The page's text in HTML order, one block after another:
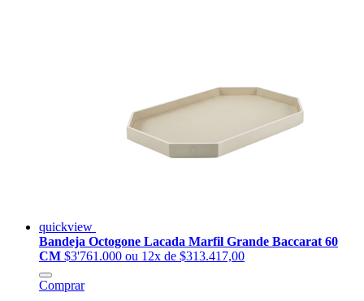
quickview
Bandeja Octogone Lacada Marfil Grande Baccarat 60
CM $3'761.000 ou 12x de $313.417,00
Comprar